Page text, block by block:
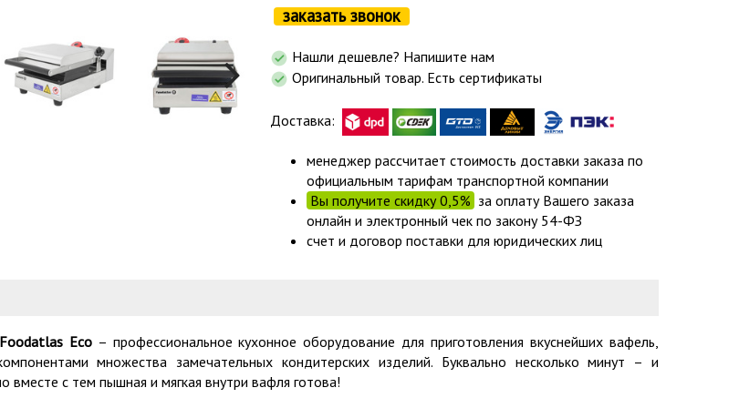
заказать звонок
Нашли дешевле? Напишите нам
Оригинальный товар. Есть сертификаты
Доставка:
менеджер рассчитает стоимость доставки заказа по
официальным тарифам транспортной компании
Вы получите скидку 0,5% за оплату Вашего заказа
онлайн и электронный чек по закону 54-ФЗ
счет и договор поставки для юридических лиц
Eco– профессиональное кухонное оборудование для приготовления вкуснейших вафель,
множества замечательных кондитерских изделий. Буквально несколько минут – и
вместе с тем пышная и мягкая внутри вафля готова!